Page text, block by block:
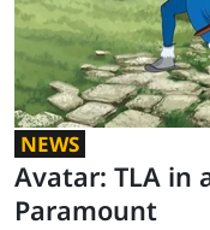
NEWS
Avatar: TLA in
Paramount